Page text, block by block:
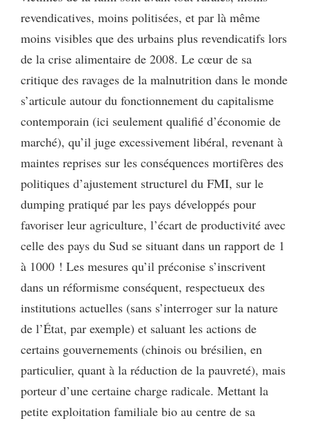
revendicatives, moins politisées, et par là même
moins visibles que des urbains plus revendicatifs lors
de la crise alimentaire de 2008. Le cœur de sa
critique des ravages de la malnutrition dans le monde
s’articule autour du fonctionnement du capitalisme
contemporain (ici seulement qualifié d’économie de
marché), qu’il juge excessivement libéral, revenant à
maintes reprises sur les conséquences mortifères des
politiques d’ajustement structurel du FMI, sur le
dumping pratiqué par les pays développés pour
favoriser leur agriculture, l’écart de productivité avec
celle des pays du Sud se situant dans un rapport de 1
à 1000 ! Les mesures qu’il préconise s’inscrivent
dans un réformisme conséquent, respectueux des
institutions actuelles (sans s’interroger sur la nature
de l’État, par exemple) et saluant les actions de
certains gouvernements (chinois ou brésilien, en
particulier, quant à la réduction de la pauvreté), mais
porteur d’une certaine charge radicale. Mettant la
petite exploitation familiale bio au centre de sa